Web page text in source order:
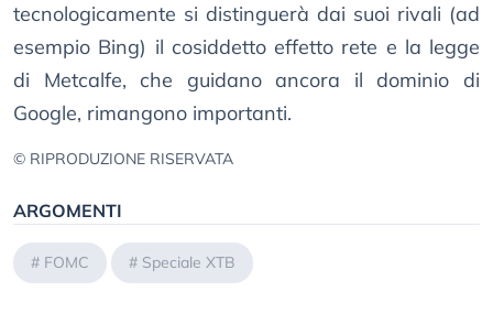
tecnologicamente si distinguerà dai suoi rivali (ad
esempio Bing) il cosiddetto effetto rete e la legge
di Metcalfe, che guidano ancora il dominio di
Google, rimangono importanti.
© RIPRODUZIONE RISERVATA
ARGOMENTI
# FOMC # Speciale XTB